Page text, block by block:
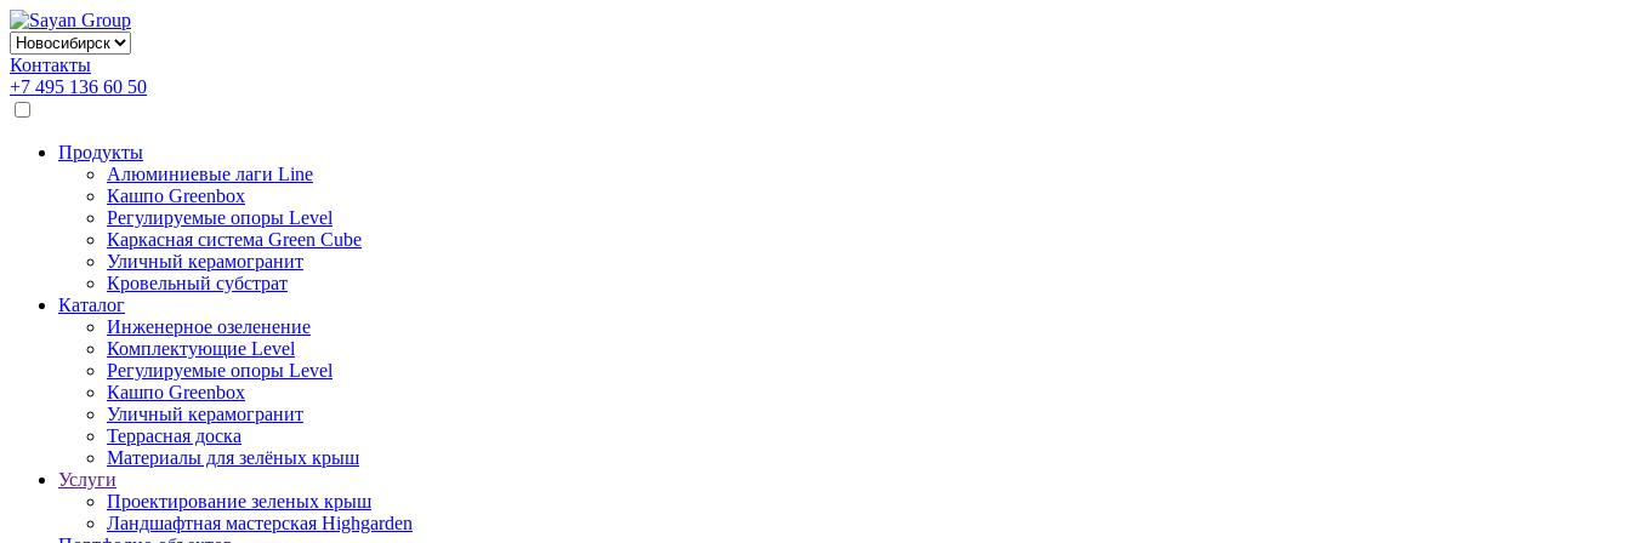
Контакты
+7 495 136 60 50
Продукты
Алюминиевые лаги Line
Кашпо Greenbox
Регулируемые опоры Level
Каркасная система Green Cube
Уличный керамогранит
Кровельный субстрат
Каталог
Инженерное озеленение
Комплектующие Level
Регулируемые опоры Level
Кашпо Greenbox
Уличный керамогранит
Террасная доска
Материалы для зелёных крыш
Услуги
Проектирование зеленых крыш
Ландшафтная мастерская Highgarden